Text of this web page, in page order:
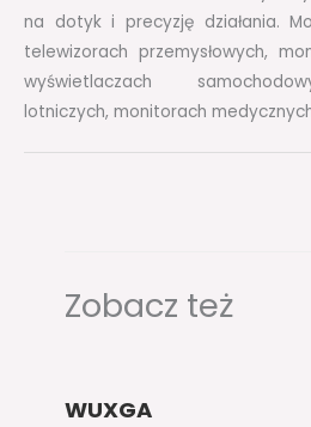
na dotyk i precyzję działania.
telewizorach przemysłowych,
wyświetlaczach
lotniczych, monitorach
Zobacz też
WUXGA